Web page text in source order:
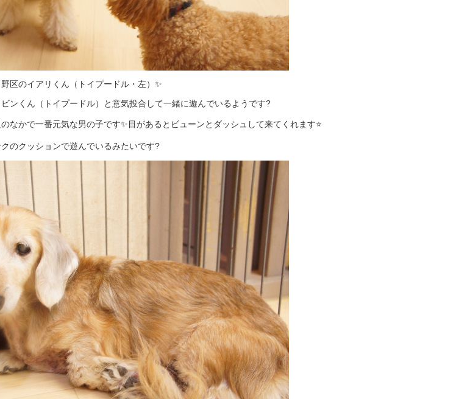
区のイアリくん（トイプードル・左）✨
ンくん（トイプードル）と意気投合して一緒に遊んでいるようです?
なかで一番元気な男の子です✨目があるとビューンとダッシュして来てくれます⭐
のクッションで遊んでいるみたいです?